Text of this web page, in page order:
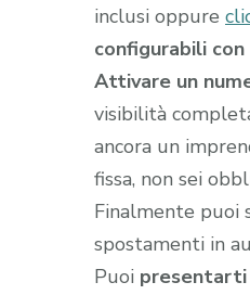
inclusi oppure
configurabili
Attivare un
visibilità
ancora un
fissa, non sei
Finalmente puoi
spostamenti in
Puoi